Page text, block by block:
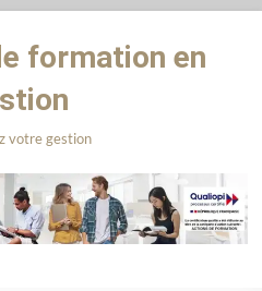
formation en
votre gestion